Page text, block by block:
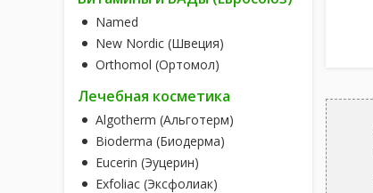
Named
New Nordic (Швеция)
Orthomol (Ортомол)
Лечебная косметика
Algotherm (Альготерм)
Bioderma (Биодерма)
Eucerin (Эуцерин)
Exfoliac (Эксфолиак)